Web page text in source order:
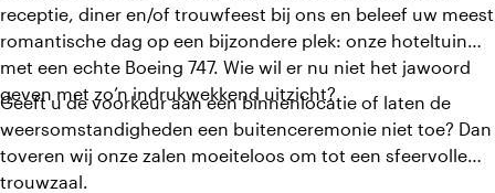
receptie, diner en/of trouwfeest bij ons en beleef uw meest
romantische dag op een bijzondere plek: onze hoteltuin
met een echte Boeing 747. Wie wil er nu niet het jawoord
geven met zo’n indrukwekkend uitzicht?
Geeft u de voorkeur aan een binnenlocatie of laten de
weersomstandigheden een buitenceremonie niet toe? Dan
toveren wij onze zalen moeiteloos om tot een sfeervolle
trouwzaal.